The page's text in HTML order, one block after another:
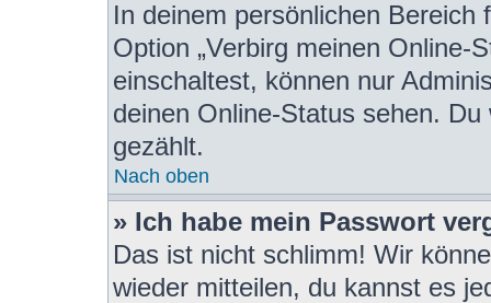
In deinem persönlichen Bereich
Option „Verbirg meinen Online-
einschaltest, können nur
deinen Online-Status sehen.
gezählt.
Nach oben
» Ich habe mein Passwort
Das ist nicht schlimm! Wir
wieder mitteilen, du kannst es